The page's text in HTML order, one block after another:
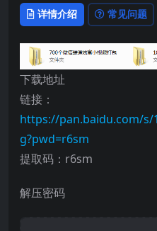
详情介绍 常见问题
下载地址
链接：
https://pan.baidu.com/s/
g?pwd=r6sm
提取码：r6sm
解压密码